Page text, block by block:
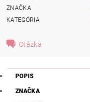
ZNAČKA
KATEGÓRIA
Otázka
POPIS
ZNAČKA